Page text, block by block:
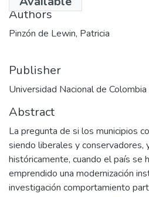
Authors
Pinzón de Lewin, Patricia
Publisher
Universidad Nacional de Colombia
Abstract
La pregunta de si los municipios
siendo liberales y conservadores,
históricamente, cuando el país se
emprendido una modernización
investigación comportamiento